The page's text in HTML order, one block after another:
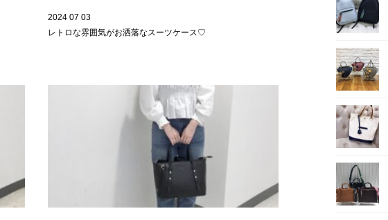
2024 07 03
レトロな雰囲気がお洒落なスーツケース♡